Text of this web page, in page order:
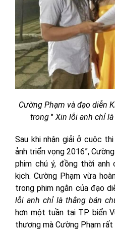
Cường Phạm và đạo diễn
trong " Xin lỗi anh chỉ
Sau khi nhận giải ở cuộc
ảnh triển vọng 2016”,
phim chú ý, đồng thời anh
kịch. Cường Phạm vừa
trong phim ngắn của đạo
lỗi anh chỉ là thằng bán
hơn một tuần tại TP biển
thương mà Cường Phạm